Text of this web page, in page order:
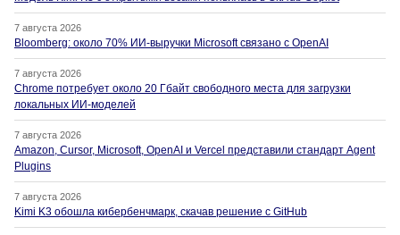
7 августа 2026
Bloomberg: около 70% ИИ-выручки Microsoft связано с OpenAI
7 августа 2026
Chrome потребует около 20 Гбайт свободного места для загрузки
локальных ИИ-моделей
7 августа 2026
Amazon, Cursor, Microsoft, OpenAI и Vercel представили стандарт Agent
Plugins
7 августа 2026
Kimi K3 обошла кибербенчмарк, скачав решение с GitHub